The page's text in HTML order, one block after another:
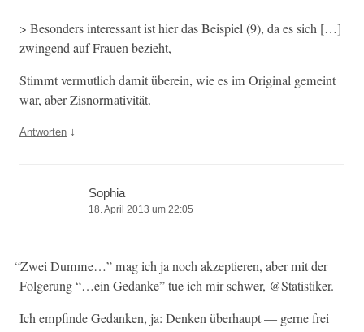
> Beson­ders inter­es­sant ist hier das Beispiel (9), da es sich […]
zwin­gend auf Frauen bezieht,
Stimmt ver­mut­lich damit übere­in, wie es im Orig­i­nal gemeint
war, aber Zisnormativität.
Antworten ↓
Sophia
18. April 2013 um 22:05
“Zwei Dumme…” mag ich ja noch akzep­tieren, aber mit der
Fol­gerung “…ein Gedanke” tue ich mir schw­er, @Statistiker.
Ich empfinde Gedanken, ja: Denken über­haupt — gerne frei